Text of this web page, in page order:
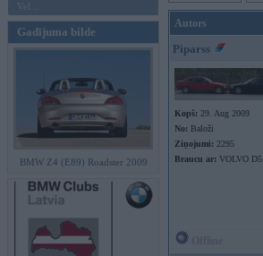
Vel...
Gadījuma bilde
BMW Z4 (E89) Roadster 2009
Autors
Piparss
Kopš: 29. Aug 2009
No: Baloži
Ziņojumi: 2295
Braucu ar: VOLVO D5